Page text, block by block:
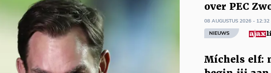
over PEC
08 AUGUSTUS 2026 - 12:32
NIEUWS
Míchels elf: